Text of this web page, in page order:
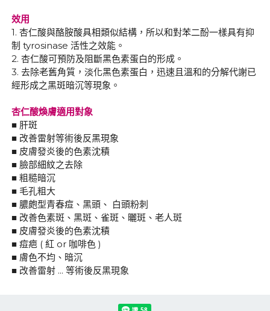
效用
1. 杏仁酸與酪胺酸具相類似結構，所以和對苯二酚一樣具有抑
制 tyrosinase 活性之效能。
2. 杏仁酸可預防及阻斷黑色素蛋白的形成。
3. 去除老舊角質，淡化黑色素蛋白，迅速且溫和的分解代謝已
經形成之黑斑暗沉等現象。
杏仁酸煥膚適用對象
■ 肝斑
■ 改善雷射等術後反黑現象
■ 皮膚發炎後的色素沈積
■ 臉部細紋之去除
■ 粗糙暗沉
■ 毛孔粗大
■ 膿皰型青春痘、黑頭、 白頭粉刺
■ 改善色素斑、黑斑、雀斑、曬斑、老人斑
■ 皮膚發炎後的色素沈積
■ 痘疤 ( 紅 or 咖啡色 )
■ 膚色不均、暗沉
■ 改善雷射 ... 等術後反黑現象